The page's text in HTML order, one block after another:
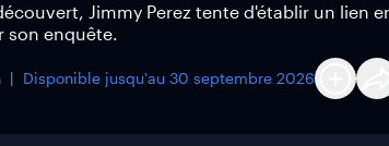
Jimmy Perez tente d'établir un lien
son enquête.
Disponible jusqu'au 30 septembre 2026